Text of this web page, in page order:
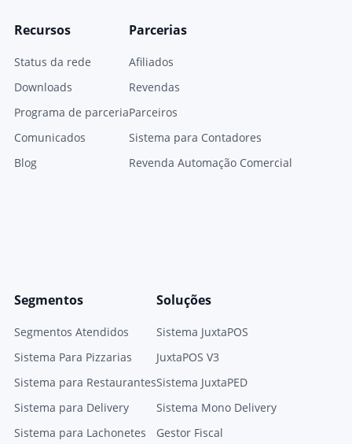
Recursos
Status da rede
Downloads
Programa de parceria
Comunicados
Blog
Parcerias
Afiliados
Revendas
Parceiros
Sistema para Contadores
Revenda Automação Comercial
Segmentos
Segmentos Atendidos
Sistema Para Pizzarias
Sistema para Restaurantes
Sistema para Delivery
Sistema para Lachonetes
Soluções
Sistema JuxtaPOS
JuxtaPOS V3
Sistema JuxtaPED
Sistema Mono Delivery
Gestor Fiscal